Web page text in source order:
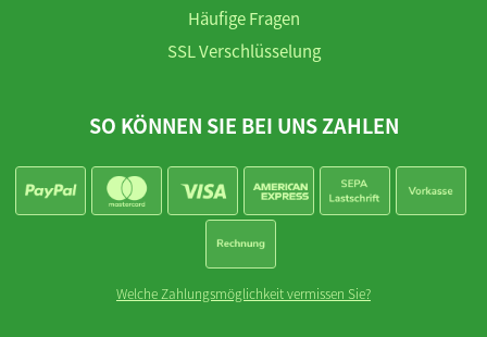
Häufige Fragen
SSL Verschlüsselung
SO KÖNNEN SIE BEI UNS ZAHLEN
Welche Zahlungsmöglichkeit vermissen Sie?